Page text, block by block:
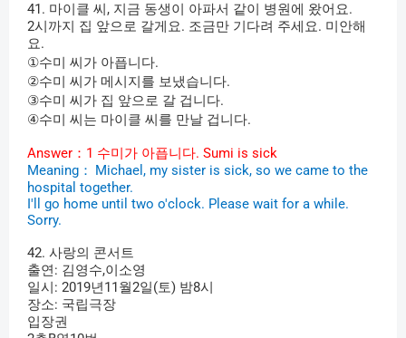
41. 마이클 씨 , 지금 동생이 아파서 같이 병원에 왔어요.
2시까지 집 앞으로 갈게요. 조금만 기다려 주세요. 미안해
요.
①수미 씨가 아픕니다.
②수미 씨가 메시지를 보냈습니다.
③수미 씨가 집 앞으로 갈 겁니다.
④수미 씨는 마이클 씨를 만날 겁니다.
Answer ： 1 수미가 아픕니다. Sumi is sick
Meaning ： Michael, my sister is sick, so we came to the
hospital together.
I'll go home until two o'clock. Please wait for a while.
Sorry.
42. 사랑의 콘서트
출연: 김영수,이소영
일시 : 2019년11 월2일(토) 밤8시
장소: 국립극장
입장권